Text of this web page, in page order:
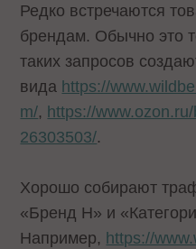
Редко встречаются
брендам. Обычно это
таких запросов
вида https://
m/, https://
26303503/.
Хорошо собирают
«Бренд Н» и
Например, https://